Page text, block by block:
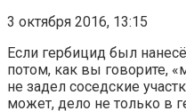
3 октября 2016, 13:15
Если гербицид был
потом, как вы говорите,
не задел соседские
может, дело не только в